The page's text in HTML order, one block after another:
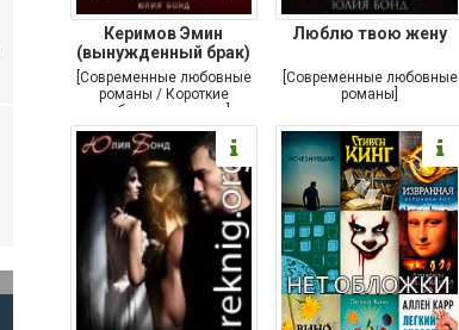
Керимов Эмин
(вынужденный брак)
[Современные любовные
романы / Короткие
любовные романы]
Люблю твою жену
[Современные любовные
романы]